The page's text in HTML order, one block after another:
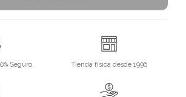
Seguro Tienda física desde 1996